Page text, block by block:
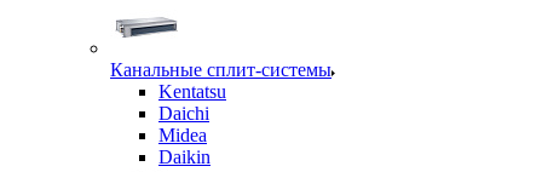
Канальные сплит-системы
Kentatsu
Daichi
Midea
Daikin